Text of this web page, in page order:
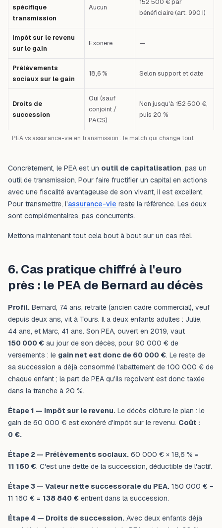
PEA vs assurance-vie en transmission : le match qui change tout
spécifique
transmission
Aucun
152 500 € par
bénéficiaire (art. 990 I)
Impôt sur le revenu
sur le gain
Exonéré —
Prélèvements
sociaux sur le gain
18,6 % Selon support et date
Droits de
succession
Oui (sauf
conjoint /
PACS)
Non jusqu'à 152 500 €,
puis 20 %
Concrètement, le PEA est un outil de capitalisation, pas un
outil de transmission. Pour faire fructifier un capital en actions
avec une fiscalité avantageuse de son vivant, il est excellent.
Pour transmettre, l'assurance-vie reste la référence. Les deux
sont complémentaires, pas concurrents.
Mettons maintenant tout cela bout à bout sur un cas réel.
6. Cas pratique chiffré à l'euro
près : le PEA de Bernard au décès
Profil. Bernard, 74 ans, retraité (ancien cadre commercial), veuf
depuis deux ans, vit à Tours. Il a deux enfants adultes : Julie,
44 ans, et Marc, 41 ans. Son PEA, ouvert en 2019, vaut
150 000 € au jour de son décès, pour 90 000 € de
versements : le gain net est donc de 60 000 €. Le reste de
sa succession a déjà consommé l'abattement de 100 000 € de
chaque enfant ; la part de PEA qu'ils reçoivent est donc taxée
dans la tranche à 20 %.
Étape 1 — Impôt sur le revenu. Le décès clôture le plan : le
gain de 60 000 € est exonéré d'impôt sur le revenu. Coût :
0 €.
Étape 2 — Prélèvements sociaux. 60 000 € × 18,6 % =
11 160 €. C'est une dette de la succession, déductible de l'actif.
Étape 3 — Valeur nette successorale du PEA. 150 000 € −
11 160 € = 138 840 € entrent dans la succession.
Étape 4 — Droits de succession. Avec deux enfants déjà